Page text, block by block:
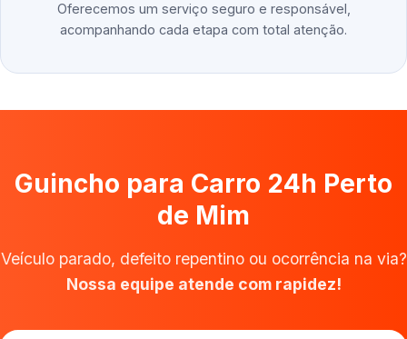
Oferecemos um serviço seguro e responsável,
acompanhando cada etapa com total atenção.
Guincho para Carro 24h Perto
de Mim
Veículo parado, defeito repentino ou ocorrência na via?
Nossa equipe atende com rapidez!